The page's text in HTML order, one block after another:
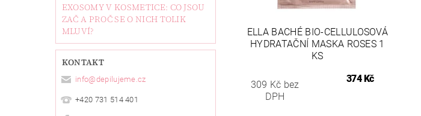
EXOSOMY V KOSMETICE: CO JSOU
ZAČ A PROČ SE O NICH TOLIK
MLUVÍ?
KONTAKT
info@depilujeme.cz
+420 731 514 401
ELLA BACHÉ BIO-CELLULOSOVÁ
HYDRATAČNÍ MASKA ROSES 1
KS
309 Kč bez
DPH
374 Kč